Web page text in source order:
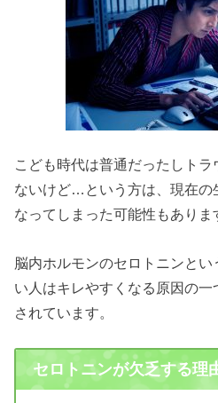
こども時代は普通だったしト
ないけど…という方は、現在の
なってしまった可能性もありま
脳内ホルモンのセロトニンと
い人はキレやすくなる原因の
されています。
セロトニンが欠乏する理